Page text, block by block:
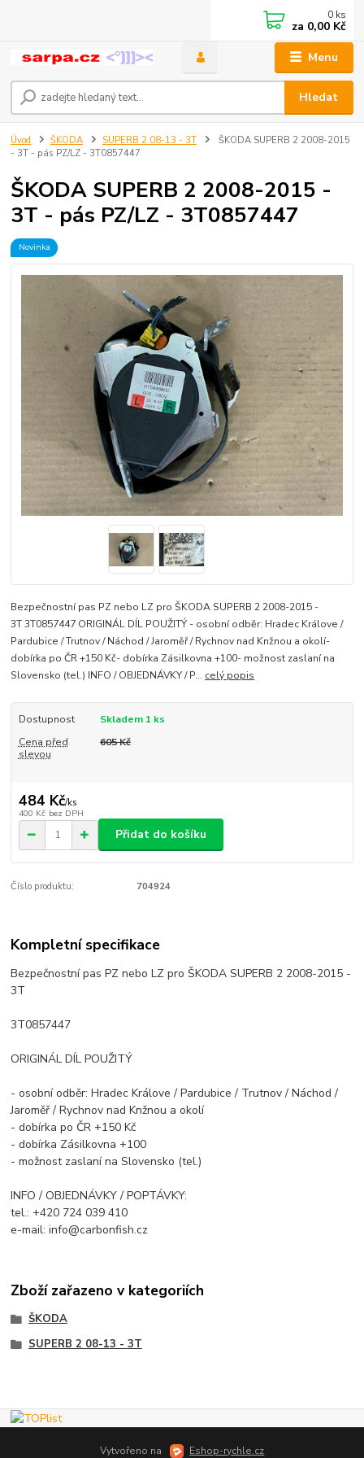
Menu
Hledat
0 ks
za 0,00 Kč
Úvod ŠKODA SUPERB 2 08-13 - 3T
ŠKODA SUPERB 2 2008-2015
- 3T - pás PZ/LZ - 3T0857447
ŠKODA SUPERB 2 2008-2015 -
3T - pás PZ/LZ - 3T0857447
Novinka
Bezpečnostní pas PZ nebo LZ pro ŠKODA SUPERB 2 2008-2015 -
3T 3T0857447 ORIGINÁL DÍL POUŽITÝ - osobní odběr: Hradec Králove /
Pardubice / Trutnov / Náchod / Jaroměř / Rychnov nad Knžnou a okolí-
dobírka po ČR +150 Kč- dobírka Zásilkovna +100- možnost zaslaní na
Slovensko (tel.) INFO / OBJEDNÁVKY / P... celý popis
Dostupnost
Skladem 1 ks
Cena před
slevou
605 Kč
484 Kč/ks
400 Kč bez DPH
Přidat do košíku
Číslo produktu: 704924
Kompletní specifikace
Bezpečnostní pas PZ nebo LZ pro ŠKODA SUPERB 2 2008-2015 -
3T
3T0857447
ORIGINÁL DÍL POUŽITÝ
- osobní odběr: Hradec Králove / Pardubice / Trutnov / Náchod /
Jaroměř / Rychnov nad Knžnou a okolí
- dobírka po ČR +150 Kč
- dobírka Zásilkovna +100
- možnost zaslaní na Slovensko (tel.)
INFO / OBJEDNÁVKY / POPTÁVKY:
tel.: +420 724 039 410
e-mail: info@carbonfish.cz
Zboží zařazeno v kategoriích
ŠKODA
SUPERB 2 08-13 - 3T
Vytvořeno na Eshop-rychle.cz